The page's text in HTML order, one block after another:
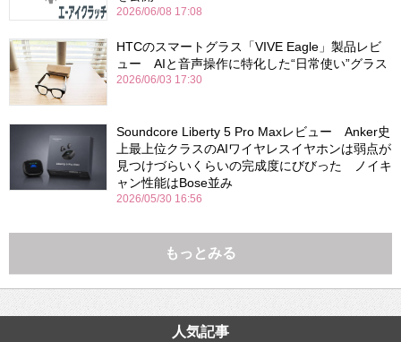
2026/06/08 17:08
HTCのスマートグラス「VIVE Eagle」製品レビ
ュー AIと音声操作に特化した“日常使い”グラス
2026/06/03 17:30
Soundcore Liberty 5 Pro Maxレビュー Anker史
上最上位クラスのAIワイヤレスイヤホンは弱点が
見つけづらいくらいの完成度にびびった ノイキ
ャン性能はBose並み
2026/05/30 16:56
もっとみる
人気記事